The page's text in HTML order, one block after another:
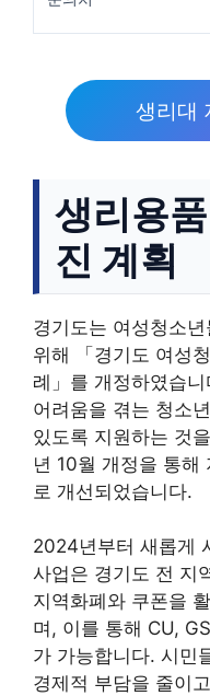
생리대
생리용
진 계획
경기도는 여성청소
위해 「경기도 여성
례」를 개정하였습
어려움을 겪는 청소
있도록 지원하는 것
년 10월 개정을 통해
로 개선되었습니다.
2024년부터 새롭게
사업은 경기도 전 지
지역화폐와 쿠폰을
며, 이를 통해 CU,
가 가능합니다. 시민
경제적 부담을 줄이